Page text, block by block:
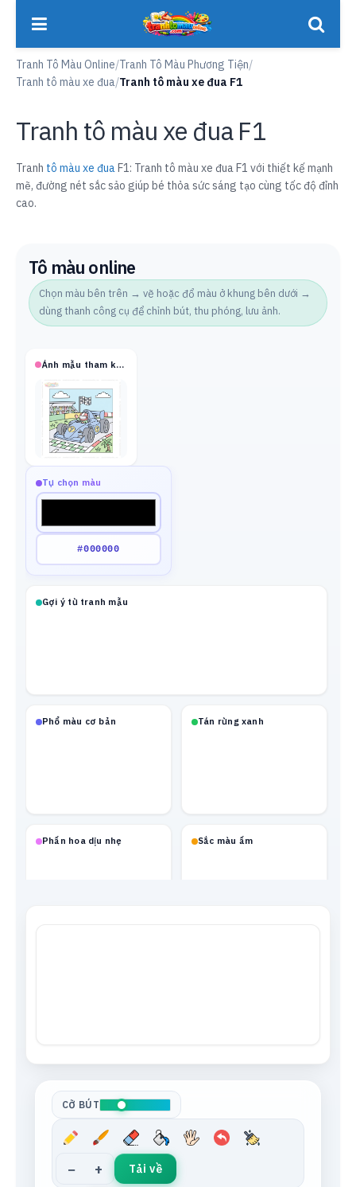
Tranh Tô Màu Online/Tranh Tô Màu Phương Tiện/
Tranh tô màu xe đua/Tranh tô màu xe đua F1
Tranh tô màu xe đua F1
Tranh tô màu xe đuaF1: Tranh tô màu xe đua F1 với thiết kế mạnh
mẽ, đường nét sắc sảo giúp bé thỏa sức sáng tạo cùng tốc độ đỉnh
cao.
Tô màu online
Chọn màu bên trên → vẽ hoặc đổ màu ở khung bên dưới →
dùng thanh công cụ để chỉnh bút, thu phóng, lưu ảnh.
Ảnh mẫu tham khảo
Tự chọn màu
Gợi ý từ tranh mẫu
Phổ màu cơ bản Tán rừng xanh
Phấn hoa dịu nhẹ Sắc màu ấm
CỠ BÚT
− + Tải về